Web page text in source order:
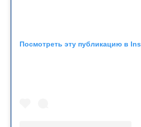
Посмотреть эту публикацию в